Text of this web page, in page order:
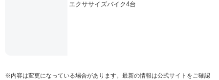
エクササイズバイク4台
※内容は変更になっている場合があります。最新の情報は公式サイトをご確認